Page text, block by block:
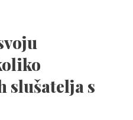
slušatelja s